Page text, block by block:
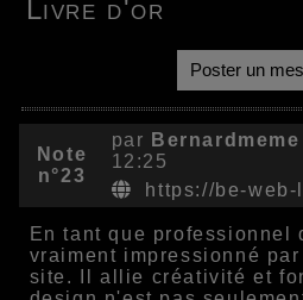
Livre d'or
Poster un
Note
n°23
par Bernardmeme
12:25
https://be-
En tant que professionnel
vraiment impressionné
site. Il allie créativité et